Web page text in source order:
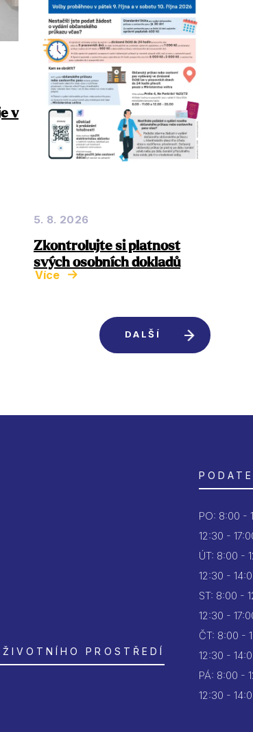
v
5. 8. 2026
Zkontrolujte si platnost
svých osobních dokladů
Více
DALŠÍ
PROSTŘEDÍ
PO: 8:00 -
12:30 -
ÚT: 8:00 -
12:30 -
ST: 8:00 -
12:30 -
ČT: 8:00 -
12:30 -
PÁ: 8:00 -
12:30 -